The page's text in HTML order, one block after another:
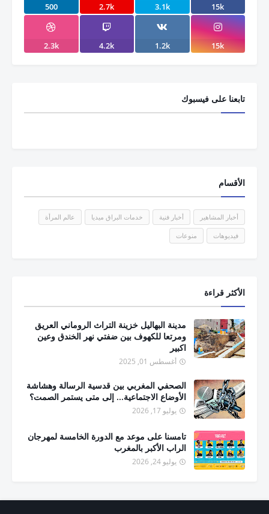
15k
3.1k
2.7k
500
15k
1.2k
4.2k
2.3k
تابعنا على فيسبوك
الأقسام
أخبار المشاهير أخبار فنية خدمات البراق ميديا عالم المرأة
فيديوهات منوعات
الأكثر قراءة
مدينة البهاليل خزينة التراث الروماني العريق
ومرتعا للكهوف بين ضفتي نهر الخندق وعين
اكبير
أغسطس 01, 2025
الصحفي المغربي بين قدسية الرسالة وهشاشة
الأوضاع الاجتماعية... إلى متى يستمر الصمت؟
يوليو 17, 2026
تامسنا على موعد مع الدورة الخامسة لمهرجان
الراب الأكبر بالمغرب
يوليو 24, 2026